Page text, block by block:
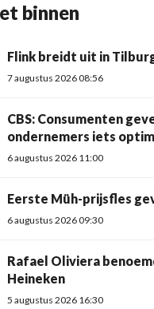
binnen
Flink breidt uit in
7 augustus 2026 08:56
CBS: Consumenten
ondernemers iets
6 augustus 2026 11:00
Eerste Müh-prijsfles
6 augustus 2026 09:30
Rafael Oliviera
Heineken
5 augustus 2026 16:30